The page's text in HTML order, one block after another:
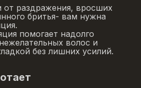
от раздражения, вросших
бритья- вам нужна
помогает надолго
волос и
без лишних усилий.